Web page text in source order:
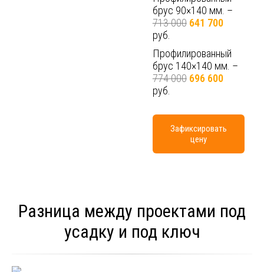
брус 90×140 мм. –
713 000 641 700
руб.
Профилированный
брус 140×140 мм. –
774 000 696 600
руб.
Зафиксировать
цену
Разница между проектами под
усадку и под ключ